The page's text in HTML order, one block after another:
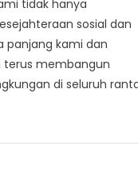
tidak hanya
sosial dan
panjang kami dan
terus membangun
di seluruh